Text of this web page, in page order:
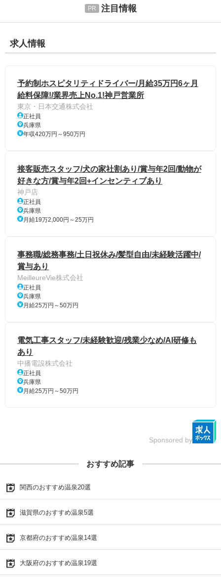
注目情報
求人情報
予約制ホスピタリティドライバー/月給35万円6ヶ月
給料保障!/業界売上No.1!神戸営業所
東京・日本交通株式会社
正社員
兵庫県
年収420万円～950万円
接客販売スタッフ/犬の家社割あり/賞与年2回/動物が
好きな方/賞与年2回+インセンティブあり
神戸店
正社員
兵庫県
月給19万2,000円～25万円
事務職/総務事務/土日祝休み/髪型自由/未経験活躍中/
賞与あり
MeilleureVie株式会社
正社員
兵庫県
月給25万円～50万円
電気工事スタッフ/未経験歓迎/残業少なめ/AI研修も
あり
中播電設株式会社
正社員
兵庫県
月給25万円～50万円
Sponsored by
おすすめ記事
関西のおすすめ温泉20選
滋賀県のおすすめ温泉5選
京都府のおすすめ温泉14選
大阪府のおすすめ温泉19選